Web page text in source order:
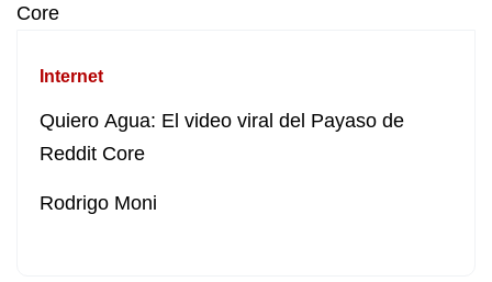
Internet
Quiero Agua: El video viral del Payaso de
Reddit Core
Rodrigo Moni